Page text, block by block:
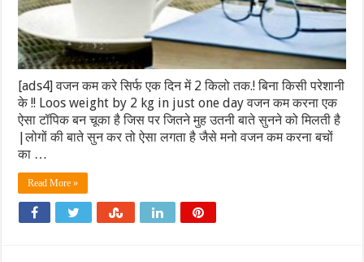
[ads4] वजन कम करे सिर्फ एक दिन में 2 किलो तक.! बिना किसी परेशानी
के !! Loos weight by 2 kg in just one day वजन कम करना एक
ऐसा टॉपिक बन चूका है जिस पर जितने मुह उतनी बाते सुनने को मिलती है
|लोगों की बाते सुन कर तो ऐसा लगता है जैसे मनो वजन कम करना बचों
का …
Read More »